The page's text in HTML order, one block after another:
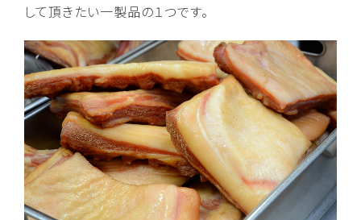
して頂きたい一製品の１つです。